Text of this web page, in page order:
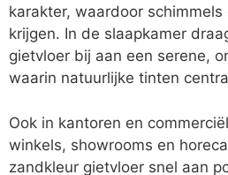
karakter, waardoor
krijgen. In de slaapkamer
gietvloer bij aan een serene,
waarin natuurlijke tinten
Ook in kantoren en
winkels, showrooms en
zandkleur gietvloer snel aan